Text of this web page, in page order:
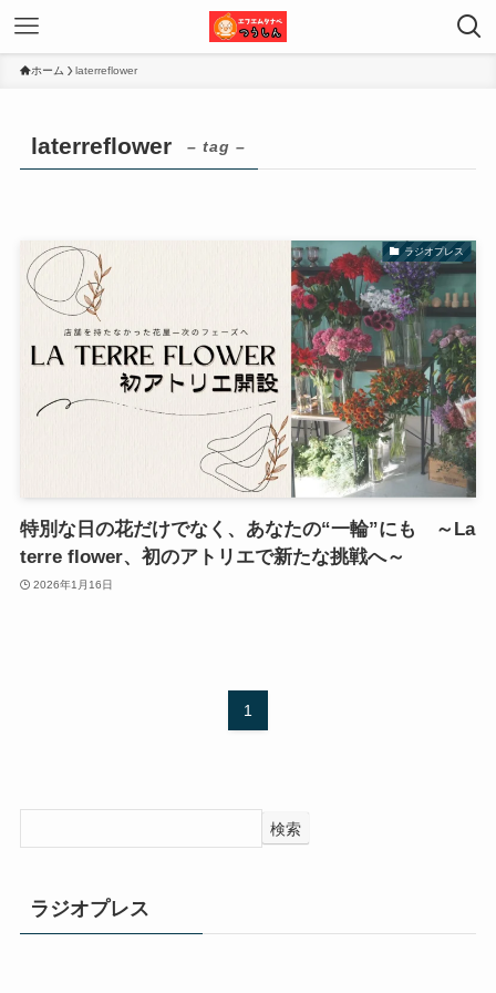
ホーム laterreflower
laterreflower – tag –
ラジオプレス
特別な日の花だけでなく、あなたの“一輪”にも ～La
terre flower、初のアトリエで新たな挑戦へ～
2026年1月16日
1
検索
ラジオプレス